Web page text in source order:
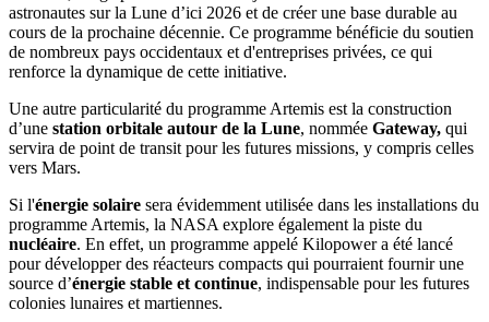
astronautes sur la Lune d’ici 2026 et de créer une base durable au
cours de la prochaine décennie. Ce programme bénéficie du soutien
de nombreux pays occidentaux et d'entreprises privées, ce qui
renforce la dynamique de cette initiative.
Une autre particularité du programme Artemis est la construction
d’une station orbitale autour de la Lune, nommée Gateway, qui
servira de point de transit pour les futures missions, y compris celles
vers Mars.
Si l'énergie solaire sera évidemment utilisée dans les installations du
programme Artemis, la NASA explore également la piste du
nucléaire. En effet, un programme appelé Kilopower a été lancé
pour développer des réacteurs compacts qui pourraient fournir une
source d’énergie stable et continue, indispensable pour les futures
colonies lunaires et martiennes.